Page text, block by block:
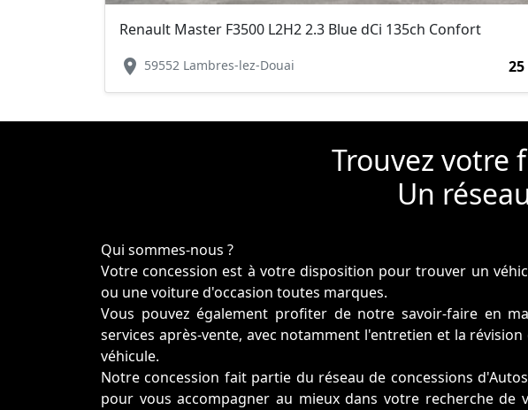
Renault Master F3500 L2H2 2.3 Blue dCi 135ch Confort
location_on 59552 Lambres-lez-Douai 25
Trouvez votre
Un
Qui sommes-nous ?
Votre concession est à votre disposition pour trouver un
ou une voiture d'occasion toutes marques.
Vous pouvez également profiter de notre savoir-faire en
services après-vente, avec notamment l'entretien et la
véhicule.
Notre concession fait partie du réseau de concessions
pour vous accompagner au mieux dans votre recherche de